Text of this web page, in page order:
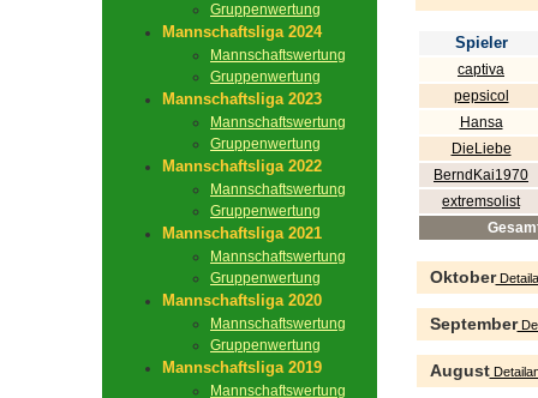
Gruppenwertung
Mannschaftsliga 2024
Mannschaftswertung
Gruppenwertung
Mannschaftsliga 2023
Mannschaftswertung
Gruppenwertung
Mannschaftsliga 2022
Mannschaftswertung
Gruppenwertung
Mannschaftsliga 2021
Mannschaftswertung
Gruppenwertung
Mannschaftsliga 2020
Mannschaftswertung
Gruppenwertung
Mannschaftsliga 2019
Mannschaftswertung
Spieler
captiva
pepsicol
Hansa
DieLiebe
BerndKai1970
extremsolist
Oktober
September
August